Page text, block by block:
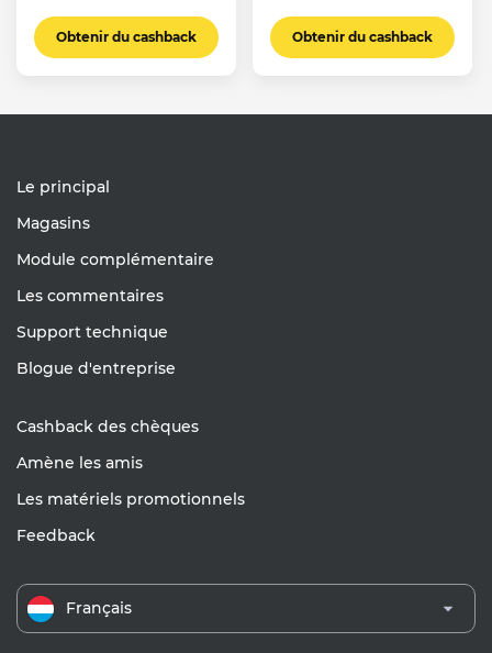
Obtenir du cashback Obtenir du cashback
Le principal
Magasins
Module complémentaire
Les commentaires
Support technique
Blogue d'entreprise
Cashback des chèques
Amène les amis
Les matériels promotionnels
Feedback
Français